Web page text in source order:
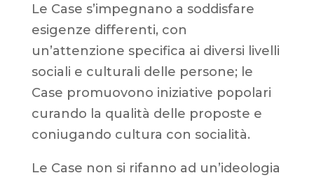
Le Case s’impegnano a soddisfare
esigenze differenti, con
un’attenzione specifica ai diversi livelli
sociali e culturali delle persone; le
Case promuovono iniziative popolari
curando la qualità delle proposte e
coniugando cultura con socialità.
Le Case non si rifanno ad un’ideologia